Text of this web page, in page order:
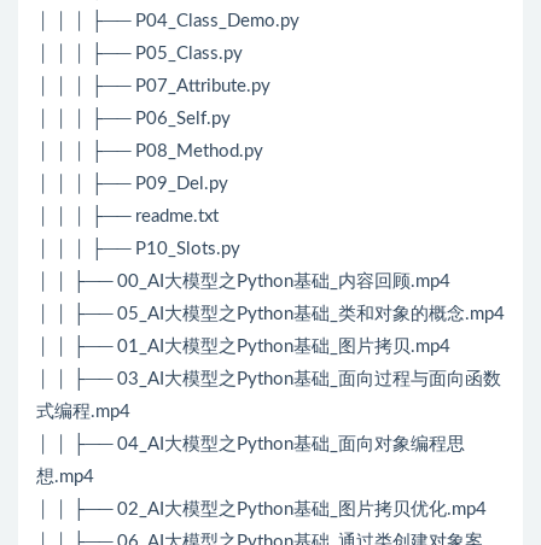
│ │ │ ├── P04_Class_Demo.py
│ │ │ ├── P05_Class.py
│ │ │ ├── P07_Attribute.py
│ │ │ ├── P06_Self.py
│ │ │ ├── P08_Method.py
│ │ │ ├── P09_Del.py
│ │ │ ├── readme.txt
│ │ │ ├── P10_Slots.py
│ │ ├── 00_AI大模型之Python基础_内容回顾.mp4
│ │ ├── 05_AI大模型之Python基础_类和对象的概念.mp4
│ │ ├── 01_AI大模型之Python基础_图片拷贝.mp4
│ │ ├── 03_AI大模型之Python基础_面向过程与面向函数
式编程.mp4
│ │ ├── 04_AI大模型之Python基础_面向对象编程思
想.mp4
│ │ ├── 02_AI大模型之Python基础_图片拷贝优化.mp4